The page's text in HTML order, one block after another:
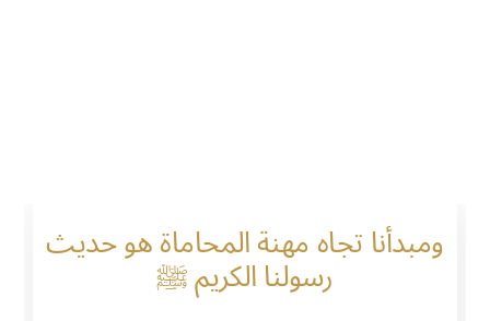
ومبدأنا تجاه مهنة المحاماة هو حديث
رسولنا الكريم ﷺ